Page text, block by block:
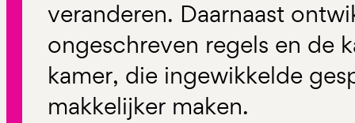
veranderen. Daarnaast
ongeschreven regels en de
kamer, die ingewikkelde
makkelijker maken.